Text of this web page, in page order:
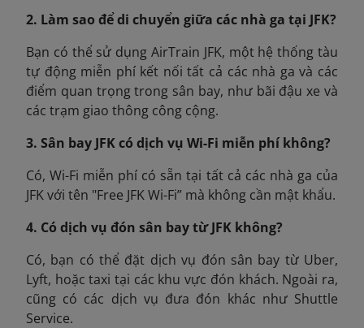
2. Làm sao để di chuyển giữa các nhà ga tại JFK?
Bạn có thể sử dụng AirTrain JFK, một hệ thống tàu
tự động miễn phí kết nối tất cả các nhà ga và các
điểm quan trọng trong sân bay, như bãi đậu xe và
các trạm giao thông công cộng.
3. Sân bay JFK có dịch vụ Wi-Fi miễn phí không?
Có, Wi-Fi miễn phí có sẵn tại tất cả các nhà ga của
JFK với tên "Free JFK Wi-Fi” mà không cần mật khẩu.
4. Có dịch vụ đón sân bay từ JFK không?
Có, bạn có thể đặt dịch vụ đón sân bay từ Uber,
Lyft, hoặc taxi tại các khu vực đón khách. Ngoài ra,
cũng có các dịch vụ đưa đón khác như Shuttle
Service.